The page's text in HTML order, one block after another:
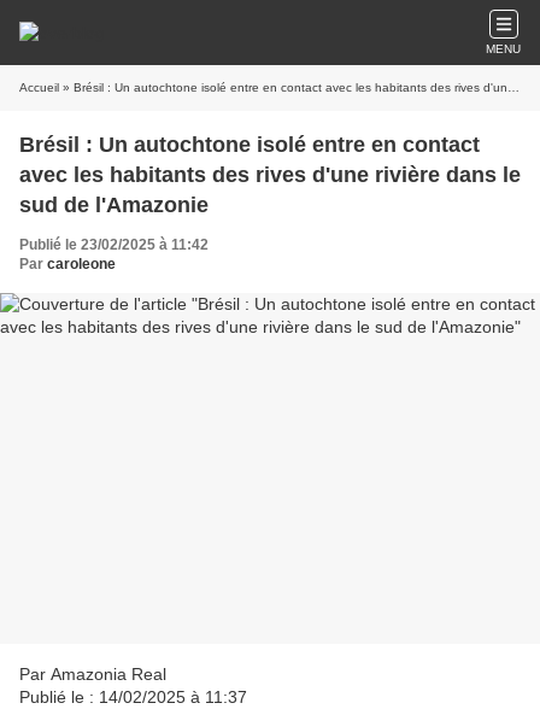
MENU
Accueil » Brésil : Un autochtone isolé entre en contact avec les habitants des rives d'une rivière dans le sud de l'Amazonie
Brésil : Un autochtone isolé entre en contact
avec les habitants des rives d'une rivière dans le
sud de l'Amazonie
Publié le 23/02/2025 à 11:42
Par caroleone
Par Amazonia Real
Publié le : 14/02/2025 à 11:37